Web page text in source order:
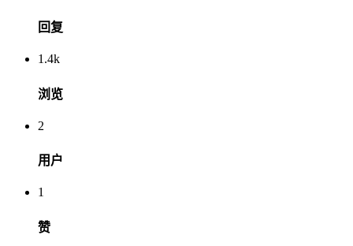
回复
1.4k
浏览
2
用户
1
赞